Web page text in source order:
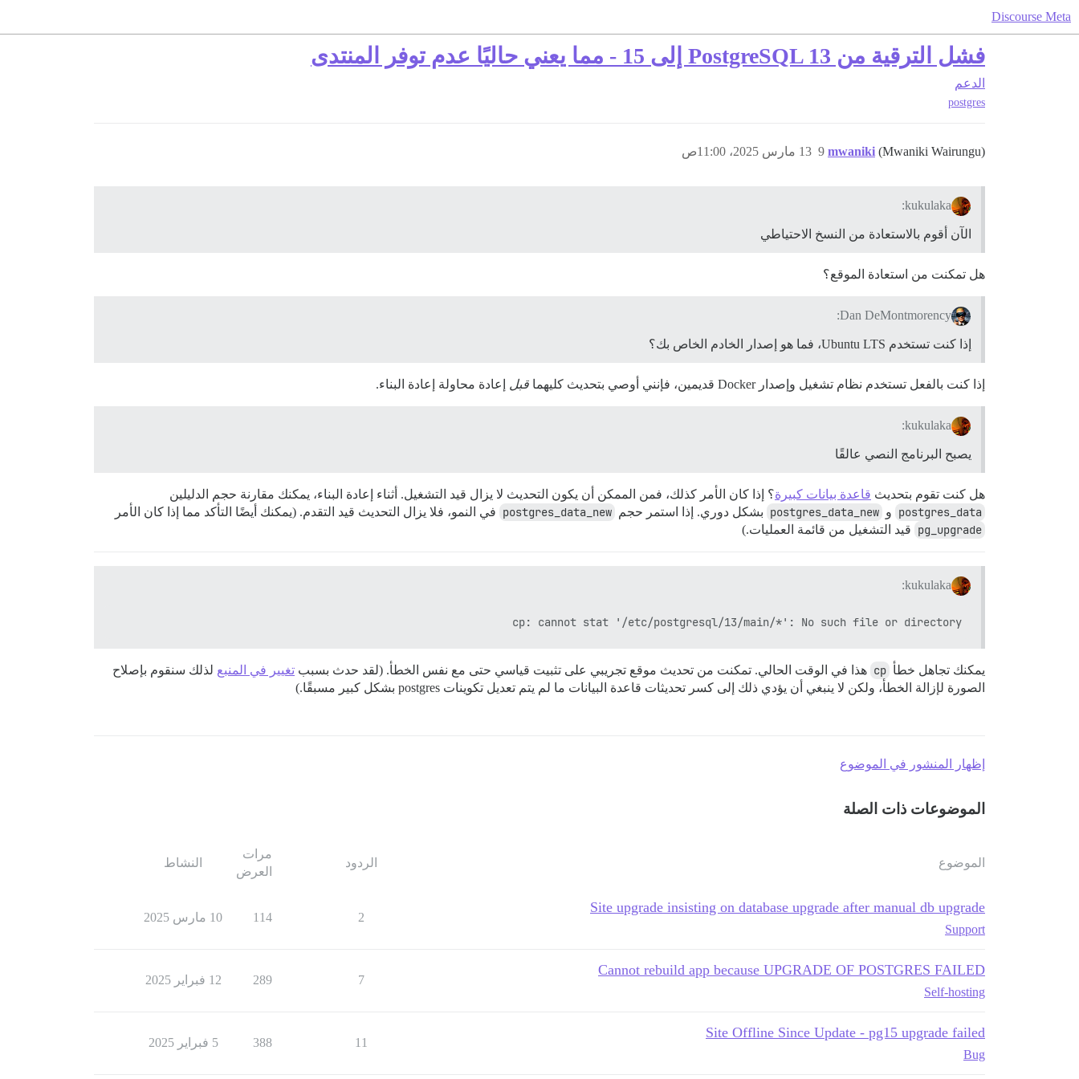
Discourse Meta
فشل الترقية من PostgreSQL 13 إلى 15 - مما يعني حاليًا عدم توفر المنتدى
الدعم
postgres
mwaniki (Mwaniki Wairungu) 13 مارس 2025، 11:00ص 9
kukulaka:
الآن أقوم بالاستعادة من النسخ الاحتياطي
هل تمكنت من استعادة الموقع؟
Dan DeMontmorency:
إذا كنت تستخدم Ubuntu LTS، فما هو إصدار الخادم الخاص بك؟
إذا كنت بالفعل تستخدم نظام تشغيل وإصدار Docker قديمين، فإنني أوصي بتحديث كليهما قبل إعادة محاولة إعادة البناء.
kukulaka:
يصبح البرنامج النصي عالقًا
هل كنت تقوم بتحديث قاعدة بيانات كبيرة؟ إذا كان الأمر كذلك، فمن الممكن أن يكون التحديث لا يزال قيد التشغيل. أثناء إعادة البناء، يمكنك مقارنة حجم الدليلين
postgres_data و postgres_data_new بشكل دوري. إذا استمر حجم postgres_data_new في النمو، فلا يزال التحديث قيد التقدم. (يمكنك أيضًا التأكد مما إذا كان الأمر
pg_upgrade قيد التشغيل من قائمة العمليات.)
kukulaka:
cp: cannot stat '/etc/postgresql/13/main/*': No such file or directory
يمكنك تجاهل خطأ cp هذا في الوقت الحالي. تمكنت من تحديث موقع تجريبي على تثبيت قياسي حتى مع نفس الخطأ. (لقد حدث بسبب تغيير في المنبع لذلك سنقوم بإصلاح
الصورة لإزالة الخطأ، ولكن لا ينبغي أن يؤدي ذلك إلى كسر تحديثات قاعدة البيانات ما لم يتم تعديل تكوينات postgres بشكل كبير مسبقًا.)
إظهار المنشور في الموضوع
الموضوعات ذات الصلة
الموضوع الردود
مرات
العرض
النشاط
Site upgrade insisting on database upgrade after manual db upgrade
Support
2
114 10 مارس 2025
Cannot rebuild app because UPGRADE OF POSTGRES FAILED
Self-hosting
7
289 12 فبراير 2025
Site Offline Since Update - pg15 upgrade failed
Bug
11
388 5 فبراير 2025